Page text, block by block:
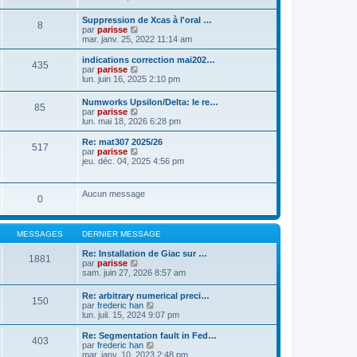
a
g
e
e
r
e
d
e
n
i
e
m
s
s
a
g
s
u
l
t
e
r
l
e
d
e
r
n
i
e
r
m
e
a
e
8
Suppression de Xcas à l'oral …
par parisse
o
n
s
l
e
r
e
d
e
n
e
r
m
s
s
a
e
mar. janv. 25, 2022 11:14 am
435
indications correction mai202…
par parisse
o
u
l
t
e
r
e
e
r
e
r
e
s
s
a
g
e
lun. juin 16, 2025 2:10 pm
85
Numworks Upsilon/Delta: le re…
par parisse
o
n
s
l
l
d
e
r
n
i
r
m
e
s
s
a
e
lun. mai 18, 2026 6:28 pm
517
Re: mat307 2025/26
par parisse
o
l
e
r
l
e
d
r
n
i
e
r
m
e
s
s
jeu. déc. 04, 2025 4:56 pm
0 Aucun message
MESSAGES DERNIER MESSAGE
1881
Re: Installation de Giac sur …
par parisse
o
u
l
t
e
r
l
sam. juin 27, 2026 8:57 am
150
Re: arbitrary numerical preci…
par frederic han
o
n
s
lun. juil. 15, 2024 9:07 pm
403
Re: Segmentation fault in Fed…
par frederic han
o
mar. janv. 10, 2023 2:48 pm